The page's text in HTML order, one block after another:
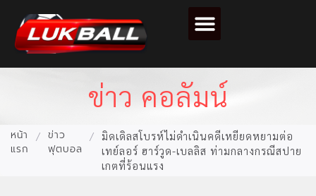
ข่าว คอลัมน์
หน้า
แรก
/ ข่าว
ฟุตบอล
/
มิดเดิลสโบรห์ไม่ดำเนินคดีเหยียดหยามต่อ
เทย์ลอร์ ฮาร์วูด-เบลลิส ท่ามกลางกรณีสปาย
เกตที่ร้อนแรง